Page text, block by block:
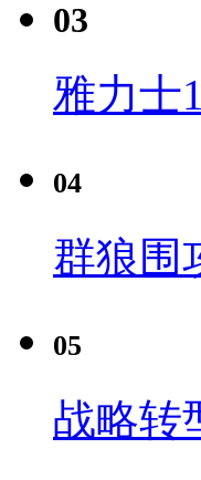
03
雅力士
04
群狼围
05
战略转